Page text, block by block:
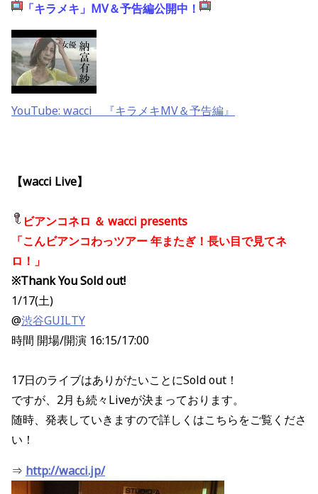
「キラメキ」MV＆予告編公開中！
YouTube: wacci 『キラメキMV＆予告編』
【wacci Live】
ビアンコネロ ＆ wacci presents
「こんビアンコわっツアー 年またぎ！長い目で見てネ
ロ！」
※Thank You Sold out!
1/17(土)
@渋谷GUILTY
時間 開場/開演 16:15/17:00
17日のライブはありがたいことにSold out！
ですが、2月も続々Liveが決まっております。
随時、発表していきますので詳しくはこちらをご覧くださ
い！
⇒ http://wacci.jp/